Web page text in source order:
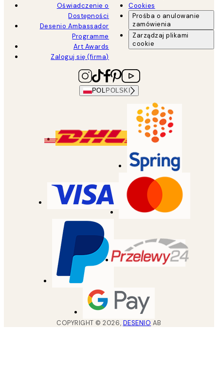
Oświadczenie o
Dostępności
Desenio Ambassador
Programme
Art Awards
Zaloguj się (firma)
Cookies
Prośba o anulowanie
zamówienia
Zarządzaj plikami
cookie
POL POLSKI
COPYRIGHT ©2026, DESENIO AB